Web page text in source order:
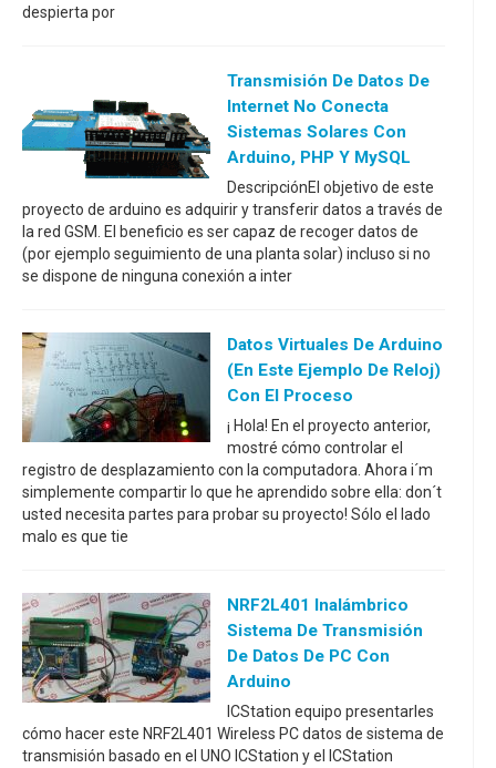
despierta por
Transmisión De Datos De
Internet No Conecta
Sistemas Solares Con
Arduino, PHP Y MySQL
DescripciónEl objetivo de este
proyecto de arduino es adquirir y transferir datos a través de
la red GSM. El beneficio es ser capaz de recoger datos de
(por ejemplo seguimiento de una planta solar) incluso si no
se dispone de ninguna conexión a inter
Datos Virtuales De Arduino
(en Este Ejemplo De Reloj)
Con El Proceso
¡ Hola! En el proyecto anterior,
mostré cómo controlar el
registro de desplazamiento con la computadora. Ahora i´m
simplemente compartir lo que he aprendido sobre ella: don´t
usted necesita partes para probar su proyecto! Sólo el lado
malo es que tie
NRF2L401 Inalámbrico
Sistema De Transmisión
De Datos De PC Con
Arduino
ICStation equipo presentarles
cómo hacer este NRF2L401 Wireless PC datos de sistema de
transmisión basado en el UNO ICStation y el ICStation